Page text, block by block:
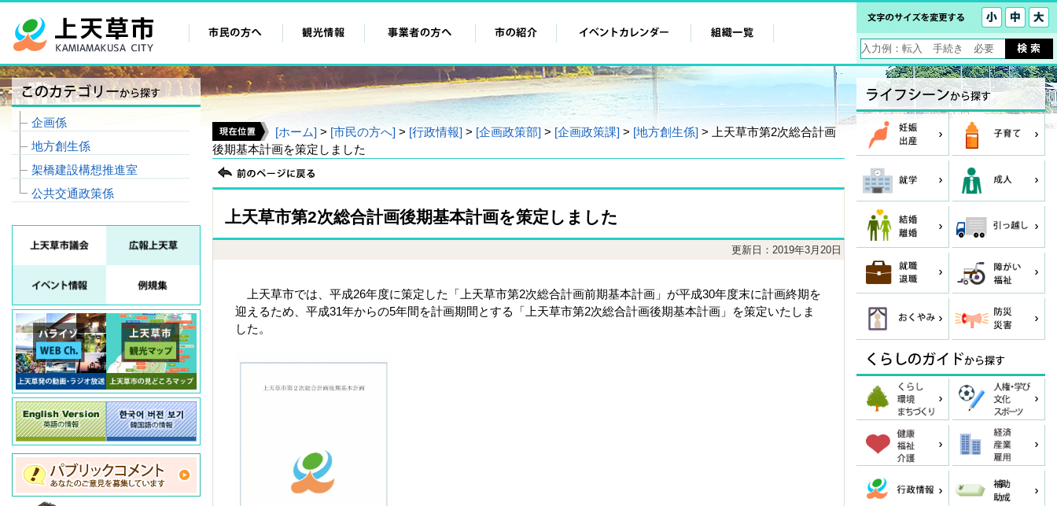
[ホーム] > [市民の方へ] > [行政情報] > [企画政策部] > [企画政策課] > [地方創生係] > 上天草市第2次総合計画
後期基本計画を策定しました
上天草市第2次総合計画後期基本計画を策定しました
更新日：2019年3月20日
上天草市では、平成26年度に策定した「上天草市第2次総合計画前期基本計画」が平成30年度末に計画終期を
迎えるため、平成31年からの5年間を計画期間とする「上天草市第2次総合計画後期基本計画」を策定いたしま
した。
企画係
地方創生係
架橋建設構想推進室
公共交通政策係